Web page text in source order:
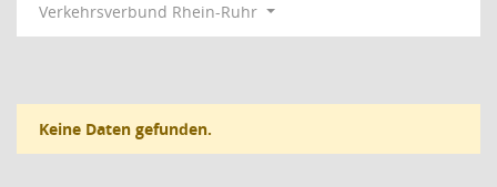
Verkehrsverbund Rhein-Ruhr
Keine Daten gefunden.